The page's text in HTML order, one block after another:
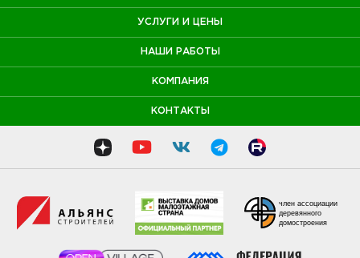
УСЛУГИ И ЦЕНЫ
НАШИ РАБОТЫ
КОМПАНИЯ
КОНТАКТЫ
член ассоциации
деревянного
домостроения